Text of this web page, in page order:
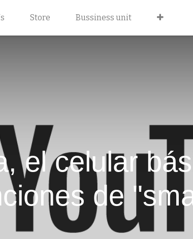
Store Bussiness unit
el celular
de